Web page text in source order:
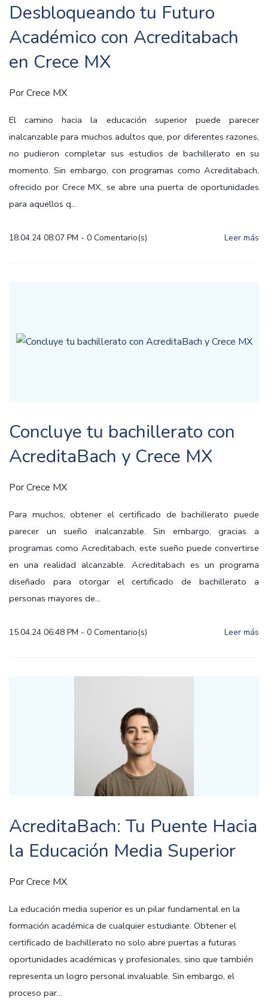
Desbloqueando tu Futuro
Académico con Acreditabach
en Crece MX
PorCrece MX
El camino hacia la educación superior puede parecer
inalcanzable para muchos adultos que, por diferentes razones,
no pudieron completar sus estudios de bachillerato en su
momento. Sin embargo, con programas como Acreditabach,
ofrecido por Crece MX, se abre una puerta de oportunidades
para aquellos q...
18.04.24 08:07 PM - 0 Comentario(s) Leer más
Concluye tu bachillerato con
AcreditaBach y Crece MX
PorCrece MX
Para muchos, obtener el certificado de bachillerato puede
parecer un sueño inalcanzable. Sin embargo, gracias a
programas como Acreditabach, este sueño puede convertirse
en una realidad alcanzable. Acreditabach es un programa
diseñado para otorgar el certificado de bachillerato a
personas mayores de...
15.04.24 06:48 PM - 0 Comentario(s) Leer más
AcreditaBach: Tu Puente Hacia
la Educación Media Superior
PorCrece MX
La educación media superior es un pilar fundamental en la
formación académica de cualquier estudiante. Obtener el
certificado de bachillerato no solo abre puertas a futuras
oportunidades académicas y profesionales, sino que también
representa un logro personal invaluable. Sin embargo, el
proceso par...